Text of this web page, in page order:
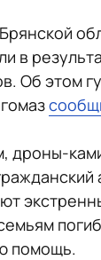
в
Об этом
дроны-
помощь.